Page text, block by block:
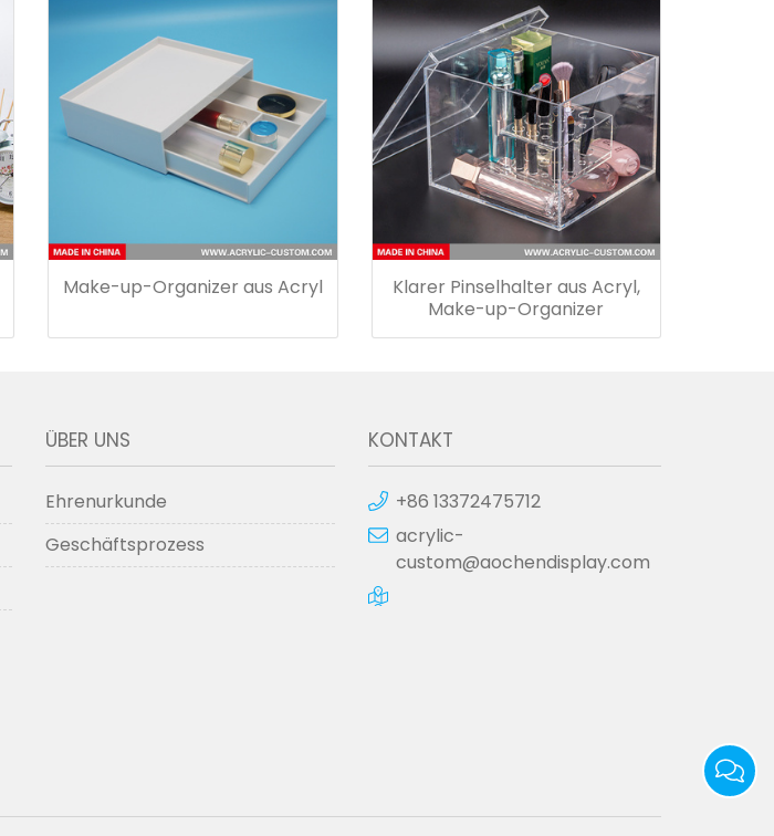
Make-up-Organizer aus Acryl
Klarer Pinselhalter aus Acryl,
Make-up-Organizer
ÜBER UNS
Ehrenurkunde
Geschäftsprozess
KONTAKT
+86 13372475712
acrylic-
custom@aochendisplay.com